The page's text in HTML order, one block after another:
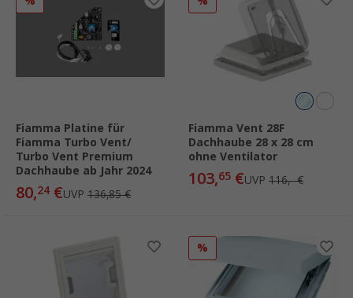
Fiamma Platine für
Fiamma Turbo Vent/
Turbo Vent Premium
Dachhaube ab Jahr 2024
80,24 €UVP 136,85 €
Fiamma Vent 28F
Dachhaube 28 x 28 cm
ohne Ventilator
103,65 €UVP 116,- €
%